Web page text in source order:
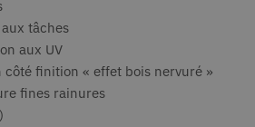
tâches
aux UV
côté finition « effet bois nervuré »
fines rainures